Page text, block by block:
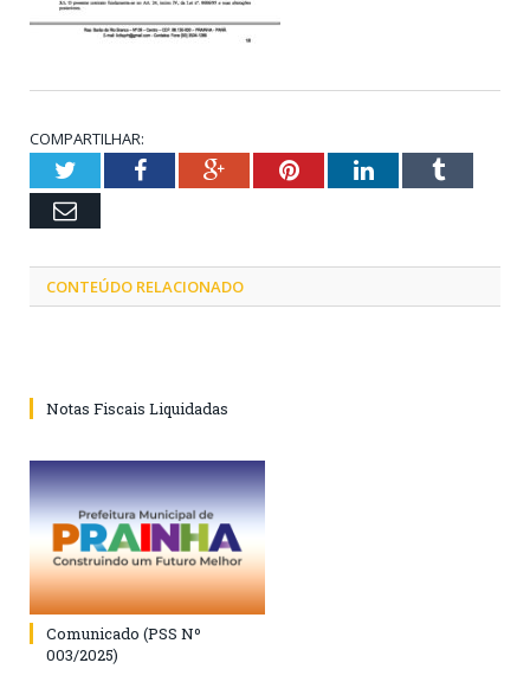
COMPARTILHAR:
TwitterFacebookGoogle+PinterestLinkedInTumblr
Email
CONTEÚDO RELACIONADO
Notas Fiscais Liquidadas
Comunicado (PSS Nº
003/2025)